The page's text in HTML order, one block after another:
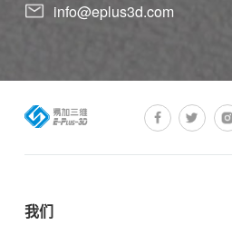
info@eplus3d.com
我们